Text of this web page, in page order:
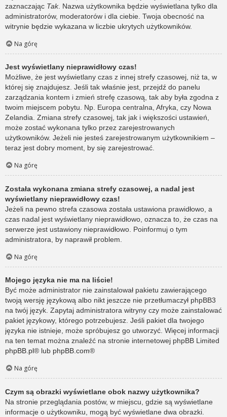
zaznaczając Tak. Nazwa użytkownika będzie wyświetlana tylko dla
administratorów, moderatorów i dla ciebie. Twoja obecność na
witrynie będzie wykazana w liczbie ukrytych użytkowników.
Na górę
Jest wyświetlany nieprawidłowy czas!
Możliwe, że jest wyświetlany czas z innej strefy czasowej, niż ta, w
której się znajdujesz. Jeśli tak właśnie jest, przejdź do panelu
zarządzania kontem i zmień strefę czasową, tak aby była zgodna z
twoim miejscem pobytu. Np. Europa centralna, Afryka, czy Nowa
Zelandia. Zmiana strefy czasowej, tak jak i większości ustawień,
może zostać wykonana tylko przez zarejestrowanych
użytkowników. Jeżeli nie jesteś zarejestrowanym użytkownikiem –
teraz jest dobry moment, by się zarejestrować.
Na górę
Została wykonana zmiana strefy czasowej, a nadal jest
wyświetlany nieprawidłowy czas!
Jeżeli na pewno strefa czasowa została ustawiona prawidłowo, a
czas nadal jest wyświetlany nieprawidłowo, oznacza to, że czas na
serwerze jest ustawiony nieprawidłowo. Poinformuj o tym
administratora, by naprawił problem.
Na górę
Mojego języka nie ma na liście!
Być może administrator nie zainstalował pakietu zawierającego
twoją wersję językową albo nikt jeszcze nie przetłumaczył phpBB3
na twój język. Zapytaj administratora witryny czy może zainstalować
pakiet językowy, którego potrzebujesz. Jeśli pakiet dla twojego
języka nie istnieje, może spróbujesz go utworzyć. Więcej informacji
na ten temat można znaleźć na stronie internetowej phpBB Limited
phpBB.pl® lub phpBB.com®
Na górę
Czym są obrazki wyświetlane obok nazwy użytkownika?
Na stronie przeglądania postów, w miejscu, gdzie są wyświetlane
informacje o użytkowniku, mogą być wyświetlane dwa obrazki.